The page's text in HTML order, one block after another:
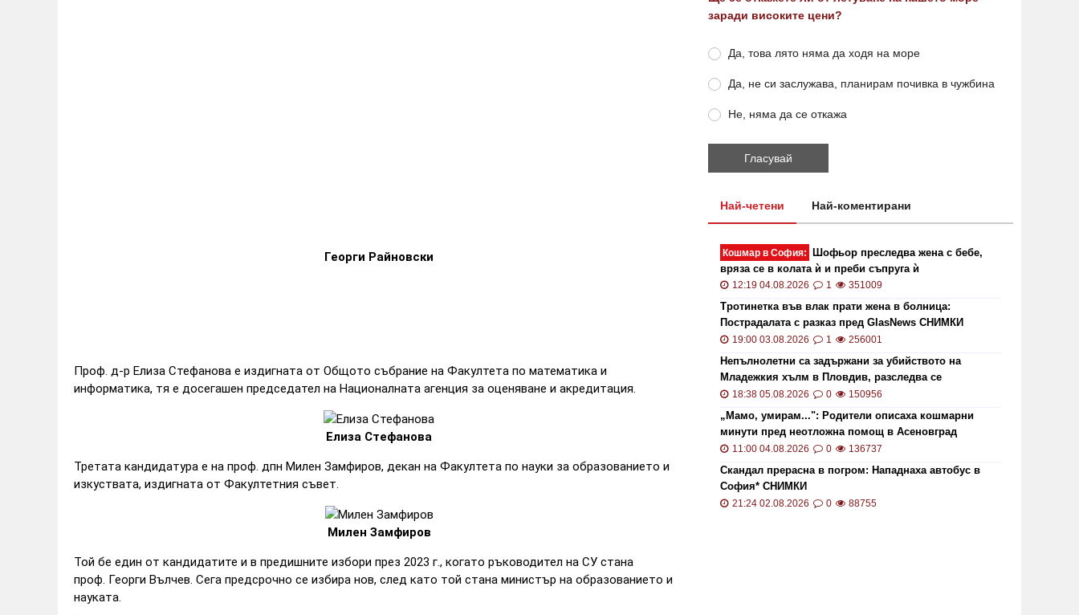
Георги Райновски
Проф. д-р Елиза Стефанова е издигната от Общото събрание на Факултета по математика и
информатика, тя е досегашен председател на Националната агенция за оценяване и акредитация.
Елиза Стефанова
Третата кандидатура е на проф. дпн Милен Замфиров, декан на Факултета по науки за образованието и
изкуствата, издигната от Факултетния съвет.
Милен Замфиров
Той бе един от кандидатите и в предишните избори през 2023 г., когато ръководител на СУ стана
проф. Георги Вълчев. Сега предсрочно се избира нов, след като той стана министър на образованието и
науката.
заради високите цени?
Да, това лято няма да ходя на море
Да, не си заслужава, планирам почивка в чужбина
Не, няма да се откажа
Най-четени Най-коментирани
Кошмар в София:
Шофьор преследва жена с бебе,
вряза се в колата ѝ и преби съпруга ѝ
12:19 04.08.2026 1 351009
Тротинетка във влак прати жена в болница:
Пострадалата с разказ пред GlasNews СНИМКИ
19:00 03.08.2026 1 256001
Непълнолетни са задържани за убийството на
Младежкия хълм в Пловдив, разследва се
хомофобски мотив
18:38 05.08.2026 0 150956
„Мамо, умирам...": Родители описаха кошмарни
минути пред неотложна помощ в Асеновград
11:00 04.08.2026 0 136737
Скандал прерасна в погром: Нападнаха автобус в
София* СНИМКИ
21:24 02.08.2026 0 88755